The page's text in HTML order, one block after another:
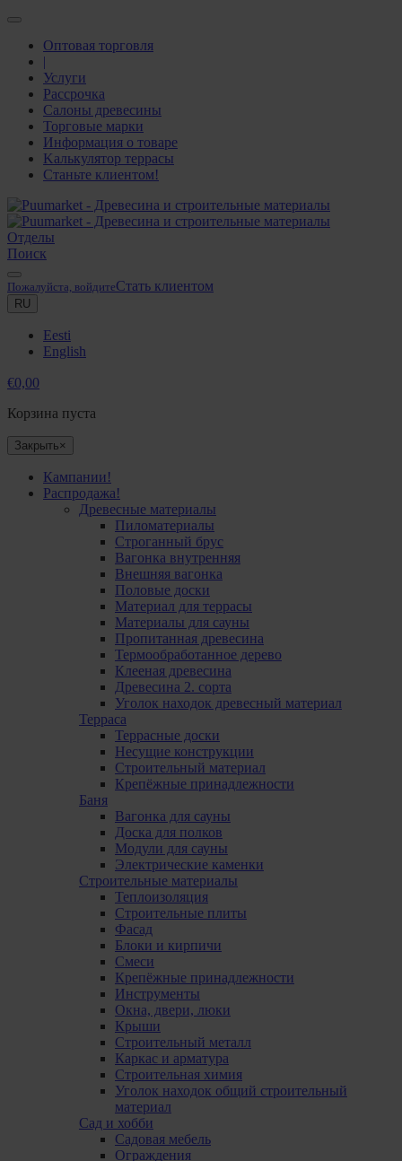
Оптовая торговля
|
Услуги
Рассрочка
Салоны древесины
Торговые марки
Информация о товаре
Kалькулятор террасы
Станьте клиентом!
Oтделы
Поиск
Пожалуйста, войдитеСтать клиентом
RU
Eesti
English
€0,00
Корзина пуста
Закрыть×
Кампании!
Распродажа!
Древесные материалы
Пиломатериалы
Cтроганный брус
Вагонка внутренняя
Внешняя вагонка
Половые доски
Материал для террасы
Mатериалы для сауны
Пропитанная древесина
Термообработанное дерево
Клееная древесина
Древесина 2. сорта
Уголок находок древесный материал
Терраса
Террасные доски
Несущие конструкции
Строительный материал
Крепёжные принадлежности
Баня
Вагонка для сауны
Доска для полков
Модули для сауны
Электрические каменки
Строительные материалы
Теплоизоляция
Строительные плиты
Фасад
Блоки и кирпичи
Смеси
Крепёжные принадлежности
Инструменты
Окна, двери, люки
Крыши
Строительный металл
Каркас и арматура
Строительная химия
Уголок находок общий строительный
материал
Сад и хобби
Садовая мебель
Ограждения